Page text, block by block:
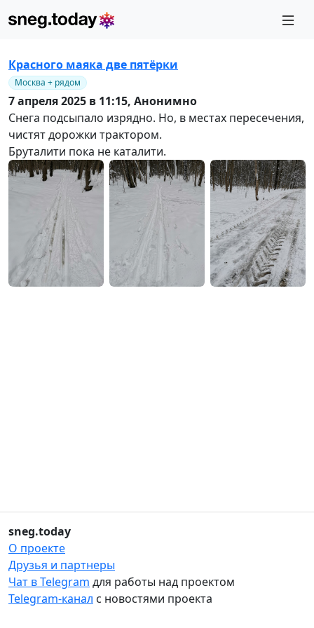
Красного маяка две пятёрки
Москва + рядом
7 апреля 2025 в 11:15, Анонимно
Снега подсыпало изрядно. Но, в местах пересечения,
чистят дорожки трактором.
Бруталити пока не каталити.
sneg.today
О проекте
Друзья и партнеры
Чат в Telegram для работы над проектом
Telegram-канал с новостями проекта